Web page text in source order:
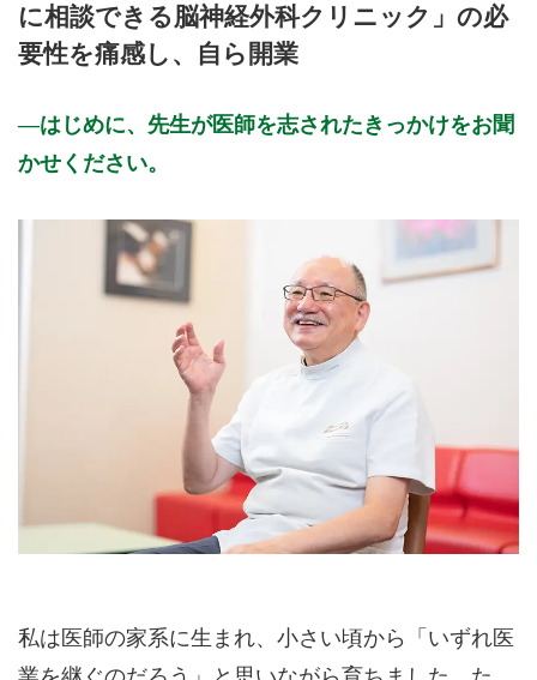
に相談できる脳神経外科クリニック」の必
要性を痛感し、自ら開業
はじめに、先生が医師を志されたきっかけをお聞
かせください。
私は医師の家系に生まれ、小さい頃から「いずれ医